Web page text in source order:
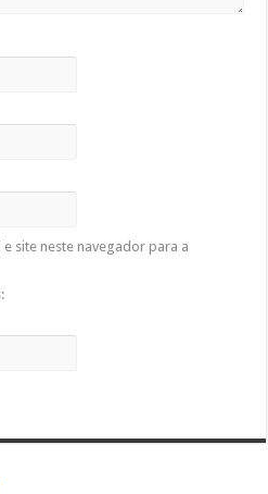
site neste navegador para a